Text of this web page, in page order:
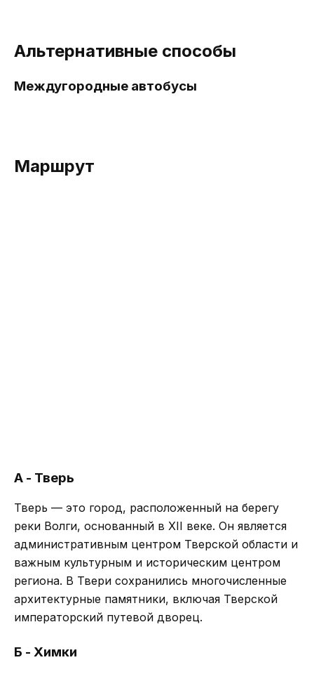
Альтернативные способы
Междугородные автобусы
Маршрут
А - Тверь
Тверь — это город, расположенный на берегу
реки Волги, основанный в XII веке. Он является
административным центром Тверской области и
важным культурным и историческим центром
региона. В Твери сохранились многочисленные
архитектурные памятники, включая Тверской
императорский путевой дворец.
Б - Химки